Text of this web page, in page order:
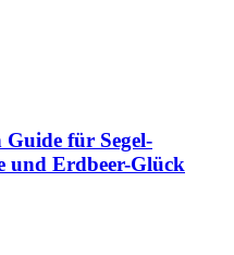
für Segel-
und Erdbeer-Glück